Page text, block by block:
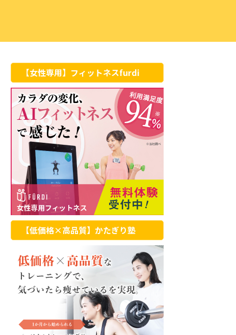
【女性専用】フィットネスfurdi
【低価格×高品質】かたぎり塾